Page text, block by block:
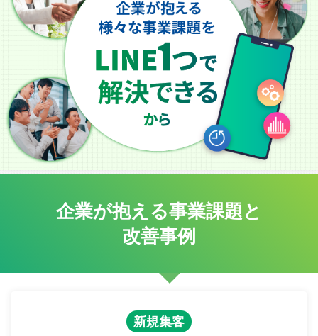
企業が抱える事業課題と
改善事例
新規集客